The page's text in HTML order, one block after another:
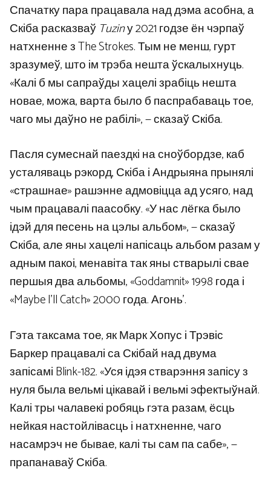
Спачатку пара працавала над дэма асобна, а
Скіба расказваў Tuzinу 2021 годзе ён чэрпаў
натхненне з The Strokes. Тым не менш, гурт
зразумеў, што ім трэба нешта ўскалыхнуць.
«Калі б мы сапраўды хацелі зрабіць нешта
новае, можа, варта было б паспрабаваць тое,
чаго мы даўно не рабілі», — сказаў Скіба.
Пасля сумеснай паездкі на сноўбордзе, каб
усталяваць рэкорд, Скіба і Андрыяна прынялі
«страшнае» рашэнне адмовіцца ад усяго, над
чым працавалі паасобку. «У нас лёгка было
ідэй для песень на цэлы альбом», — сказаў
Скіба, але яны хацелі напісаць альбом разам у
адным пакоі, менавіта так яны стварылі свае
першыя два альбомы, «Goddamnit» 1998 года і
«Maybe I’ll Catch» 2000 года. Агонь’.
Гэта таксама тое, як Марк Хопус і Трэвіс
Баркер працавалі са Скібай над двума
запісамі Blink-182. «Уся ідэя стварэння запісу з
нуля была вельмі цікавай і вельмі эфектыўнай.
Калі тры чалавекі робяць гэта разам, ёсць
нейкая настойлівасць і натхненне, чаго
насамрэч не бывае, калі ты сам па сабе», —
прапанаваў Скіба.